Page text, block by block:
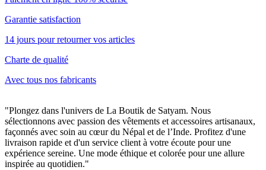
Garantie satisfaction
14 jours pour retourner vos articles
Charte de qualité
Avec tous nos fabricants
"Plongez dans l'univers de La Boutik de Satyam. Nous
sélectionnons avec passion des vêtements et accessoires artisanaux,
façonnés avec soin au cœur du Népal et de l’Inde. Profitez d'une
livraison rapide et d'un service client à votre écoute pour une
expérience sereine. Une mode éthique et colorée pour une allure
inspirée au quotidien."